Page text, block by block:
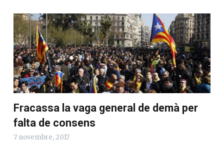
Fracassa la vaga general de demà per
falta de consens
7 novembre, 2017